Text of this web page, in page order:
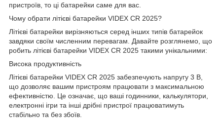
пристроїв, то ці батарейки саме для вас.
Чому обрати літієві батарейки VIDEX CR 2025?
Літієві батарейки вирізняються серед інших типів батарейок
завдяки своїм численним перевагам. Давайте розглянемо, що
робить літієві батарейки VIDEX CR 2025 такими унікальними:
Висока продуктивність
Літієві батарейки VIDEX CR 2025 забезпечують напругу 3 В,
що дозволяє вашим пристроям працювати з максимальною
ефективністю. Це означає, що ваші годинники, калькулятори,
електронні ігри та інші дрібні пристрої працюватимуть
стабільно та без збоїв.